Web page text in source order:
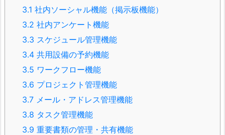
3.1 社内ソーシャル機能（掲示板機能）
3.2 社内アンケート機能
3.3 スケジュール管理機能
3.4 共用設備の予約機能
3.5 ワークフロー機能
3.6 プロジェクト管理機能
3.7 メール・アドレス管理機能
3.8 タスク管理機能
3.9 重要書類の管理・共有機能